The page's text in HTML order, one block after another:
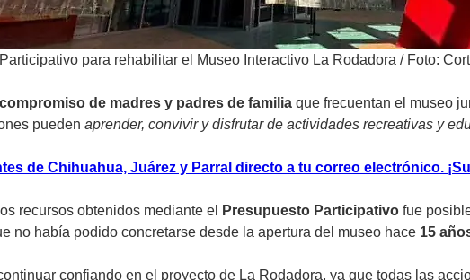
para rehabilitar el Museo Interactivo La Rodadora / Foto:
compromiso de madres y padres de familia que frecuentan el museo
pueden aprender, convivir y disfrutar de actividades recreativas y
de Chihuahua, Juárez y Parral directo a tu correo electrónico.
recursos obtenidos mediante el Presupuesto Participativo fue
no había podido concretarse desde la apertura del museo hace 15
confiando en el proyecto de La Rodadora, ya que todas las